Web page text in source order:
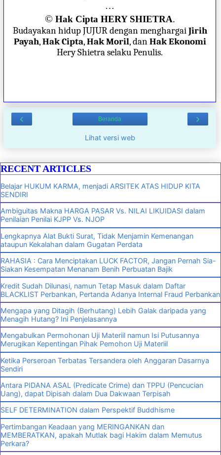
…
© Hak Cipta HERY SHIETRA.
Budayakan hidup JUJUR dengan menghargaiJirih
Payah,Hak Cipta,Hak Moril, danHak Ekonomi
Hery Shietra selaku Penulis.
‹ ›
Beranda
Lihat versi web
RECENT ARTICLES
Belajar HUKUM KARMA, menjadi ARSITEK ATAS HIDUP KITA
SENDIRI
Ambiguitas Makna HARGA PASAR Vs. NILAI LIKUIDASI dalam
Penilaian Penilai KJPP Vs. NJOP
Lengkapnya Alat Bukti Surat, Tidak Menjamin Kemenangan
ataupun Kekalahan dalam Gugatan Perdata
RAHASIA : Cara Menciptakan LUCK FACTOR, Jangan Pernah Sia-
Siakan Kesempatan Menanam Benih Perbuatan Bajik
Kredit Sudah Dilunasi, namun Tetap Masuk dalam Daftar
BLACKLIST Perbankan, Pertanda Adanya Internal Fraud Perbankan
Mengapa yang Ditagih (Berhutang) Lebih Galak daripada yang
Menagih Hutang? Ini Penjelasannya
Mengabulkan Permohonan Uji Materiil namun Isi Putusannya
Merugikan Kepentingan Pihak Pemohon Uji Materiil
Ketika Perseroan Terbatas Tersandera oleh Anggaran Dasarnya
Sendiri
Antara PIDANA ASAL (Predicate Crime) dan TPPU (Pencucian
Uang), dapat Dipisah dalam Dua Dakwaan Terpisah
SELF DETERMINATION dalam Perspektif Buddhisme
Pertimbangan Keadaan yang MERINGANKAN dan
MEMBERATKAN, apakah Mutlak bagi Hakim dalam Memutus
Perkara?